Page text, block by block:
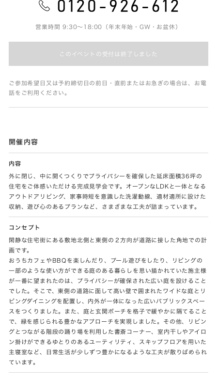
営業時間 9:30～18:00（年末年始・GW・お盆休）
このイベントの受付は終了しました
ご参加希望日又は予約締切日の前日・直前またはお急ぎの場合は、お電
話をご利用ください。
開催内容
内容
外に閉じ、中に開くつくりでプライバシーを確保した延床面積36坪の
住宅をご体感いただける完成見学会です。オープンなLDKと一体となる
アウトドアリビング、家事時短を意識した洗濯動線、適材適所に設けた
収納、遊び心のあるプランなど、さまざまな工夫が詰まっています。
コンセプト
閑静な住宅街にある敷地北側と東側の２方向が道路に接した角地での計
画です。
おうちカフェやBBQを楽しんだり、プール遊びをしたり、リビングの
一部のような使い方ができる庭のある暮らしを思い描かれていた施主様
が一番に望まれたのは、プライバシーが確保された広い庭を設けること
でした。そこで、東側の道路に面して高い壁で囲まれたワイドな庭とリ
ビングダイニングを配置し、内外が一体になった広いパブリックスペー
スをつくりました。また、庭と玄関ポーチを格子で緩やかに隔てること
で、緑を感じられる豊かなアプローチを実現しました。その他、リビン
グとつながる階段の踊り場を利用した書斎コーナー、室内干しやアイロ
ン掛けができるゆとりのあるユーティリティ、スキップフロアを用いた
主寝室など、日常生活が少しずつ豊かになるような工夫が散りばめられ
ています。